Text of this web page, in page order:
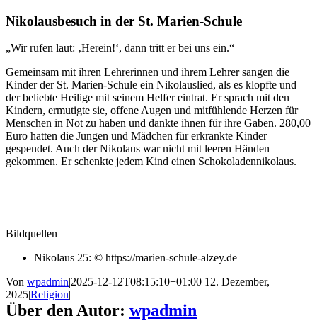
Nikolausbesuch in der St. Marien-Schule
„Wir rufen laut: ‚Herein!‘, dann tritt er bei uns ein.“
Gemeinsam mit ihren Lehrerinnen und ihrem Lehrer sangen die
Kinder der St. Marien-Schule ein Nikolauslied, als es klopfte und
der beliebte Heilige mit seinem Helfer eintrat. Er sprach mit den
Kindern, ermutigte sie, offene Augen und mitfühlende Herzen für
Menschen in Not zu haben und dankte ihnen für ihre Gaben. 280,00
Euro hatten die Jungen und Mädchen für erkrankte Kinder
gespendet. Auch der Nikolaus war nicht mit leeren Händen
gekommen. Er schenkte jedem Kind einen Schokoladennikolaus.
Bildquellen
Nikolaus 25: © https://marien-schule-alzey.de
Von wpadmin|2025-12-12T08:15:10+01:00 12. Dezember,
2025|Religion|
Über den Autor: wpadmin